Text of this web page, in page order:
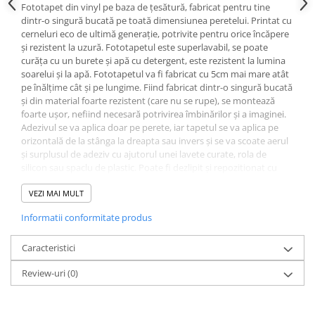
Fototapet din vinyl pe baza de țesătură, fabricat pentru tine
dintr-o singură bucată pe toată dimensiunea peretelui. Printat cu
cerneluri eco de ultimă generație, potrivite pentru orice încăpere
și rezistent la uzură. Fototapetul este superlavabil, se poate
curăța cu un burete și apă cu detergent, este rezistent la lumina
soarelui și la apă. Fototapetul va fi fabricat cu 5cm mai mare atât
pe înălțime cât și pe lungime. Fiind fabricat dintr-o singură bucată
și din material foarte rezistent (care nu se rupe), se montează
foarte ușor, nefiind necesară potrivirea îmbinărilor și a imaginei.
Adezivul se va aplica doar pe perete, iar tapetul se va aplica pe
orizontală de la stânga la dreapta sau invers și se va scoate aerul
și surplusul de adeziv cu ajutorul unei lavete curate, rola de
ușurință fără a risca ruperea. Adezivul este inclus și va îinsoți
tapetul. La fel se poate folosi adeziv pastă la găleată, pentru tapet
expediat intr-un tub de carton care ii va asigura protectia la
livrare.
VEZI MAI MULT
Informatii conformitate produs
Caracteristici
Review-uri(0)